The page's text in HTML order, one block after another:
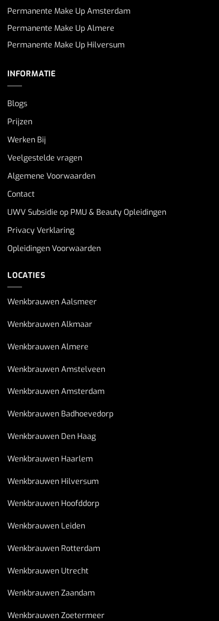
Permanente Make Up Amsterdam
Permanente Make Up Almere
Permanente Make Up Hilversum
INFORMATIE
Blogs
Prijzen
Werken Bij
Veelgestelde vragen
Algemene Voorwaarden
Contact
UWV Subsidie op PMU & Beauty Opleidingen
Privacy Verklaring
Opleidingen Voorwaarden
LOCATIES
Wenkbrauwen Aalsmeer
Wenkbrauwen Alkmaar
Wenkbrauwen Almere
Wenkbrauwen Amstelveen
Wenkbrauwen Amsterdam
Wenkbrauwen Badhoevedorp
Wenkbrauwen Den Haag
Wenkbrauwen Haarlem
Wenkbrauwen Hilversum
Wenkbrauwen Hoofddorp
Wenkbrauwen Leiden
Wenkbrauwen Rotterdam
Wenkbrauwen Utrecht
Wenkbrauwen Zaandam
Wenkbrauwen Zoetermeer